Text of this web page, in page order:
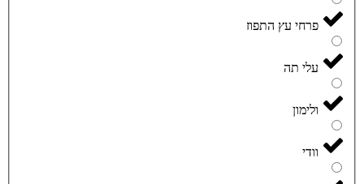
פרחי עץ התפוז
עלי תה
ולימון
וודי